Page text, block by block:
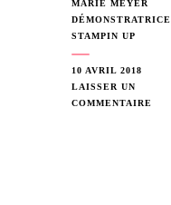
MARIE MEYER
DÉMONSTRATRICE
STAMPIN UP
10 AVRIL 2018
LAISSER UN
COMMENTAIRE